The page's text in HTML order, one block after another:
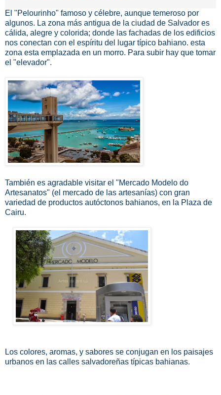
El "Pelourinho" famoso y célebre, aunque temeroso por
algunos. La zona más antigua de la ciudad de Salvador es
cálida, alegre y colorida; donde las fachadas de los edificios
nos conectan con el espíritu del lugar típico bahiano. esta
zona esta emplazada en un morro. Para subir hay que tomar
el "elevador".
También es agradable visitar el "Mercado Modelo do
Artesanatos" (el mercado de las artesanías) con gran
variedad de productos autóctonos bahianos, en la Plaza de
Cairu.
Los colores, aromas, y sabores se conjugan en los paisajes
urbanos en las calles salvadoreñas típicas bahianas.